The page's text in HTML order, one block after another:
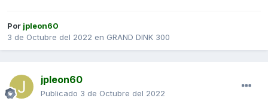
Por jpleon60
3 de Octubre del 2022 en GRAND DINK 300
jpleon60
Publicado 3 de Octubre del 2022